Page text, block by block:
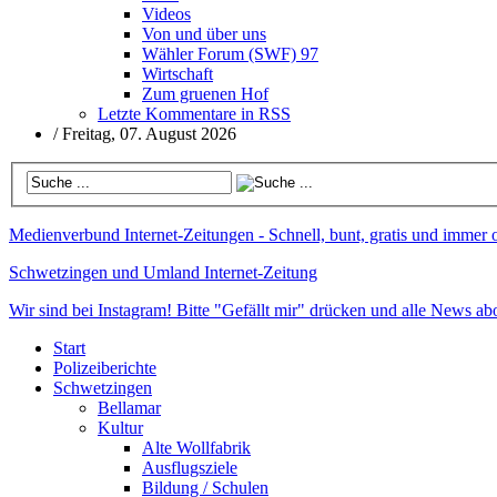
Videos
Von und über uns
Wähler Forum (SWF) 97
Wirtschaft
Zum gruenen Hof
Letzte Kommentare in RSS
/Freitag, 07. August 2026
Medienverbund Internet-Zeitungen - Schnell, bunt, gratis und immer
Schwetzingen und Umland Internet-Zeitung
Wir sind bei Instagram! Bitte "Gefällt mir" drücken und alle News
Start
Polizeiberichte
Schwetzingen
Bellamar
Kultur
Alte Wollfabrik
Ausflugsziele
Bildung / Schulen